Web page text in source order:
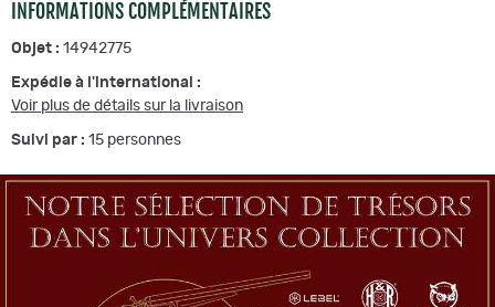
INFORMATIONS COMPLÉMENTAIRES
Objet : 14942775
Expédie à l'international :
Voir plus de détails sur la livraison
Suivi par : 15 personnes